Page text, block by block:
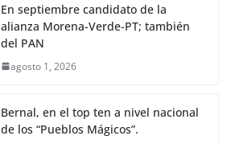
En septiembre candidato de la
alianza Morena-Verde-PT; también
del PAN
agosto 1, 2026
Bernal, en el top ten a nivel nacional
de los “Pueblos Mágicos”.